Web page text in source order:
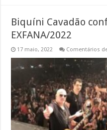
Biquíni Cavadão
EXFANA/2022
17 maio, 2022 Comentários